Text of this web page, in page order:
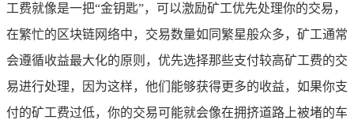
工费就像是一把“金钥匙”，可以激励矿工优先处理你的交易，
在繁忙的区块链网络中，交易数量如同繁星般众多，矿工通常
会遵循收益最大化的原则，优先选择那些支付较高矿工费的交
易进行处理，因为这样，他们能够获得更多的收益，如果你支
付的矿工费过低，你的交易可能就会像在拥挤道路上被堵的车